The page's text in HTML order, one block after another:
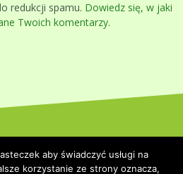
redukcji spamu. Dowiedz się, w jaki
Twoich komentarzy.
Themeisle.aby świadczyć usługi na
korzystanie ze strony oznacza,